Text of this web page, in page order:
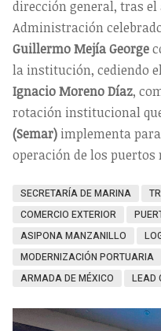
dirección general, tras el
Administración
Guillermo Mejía George
la institución, cediendo
Ignacio Moreno Díaz,
rotación institucional
(Semar) implementa
operación de los puertos
SECRETARÍA DE MARINA
COMERCIO EXTERIOR
ASIPONA MANZANILLO
MODERNIZACIÓN PORTUARIA
ARMADA DE MÉXICO
LEAD